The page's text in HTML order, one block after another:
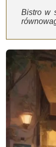
Bistro w